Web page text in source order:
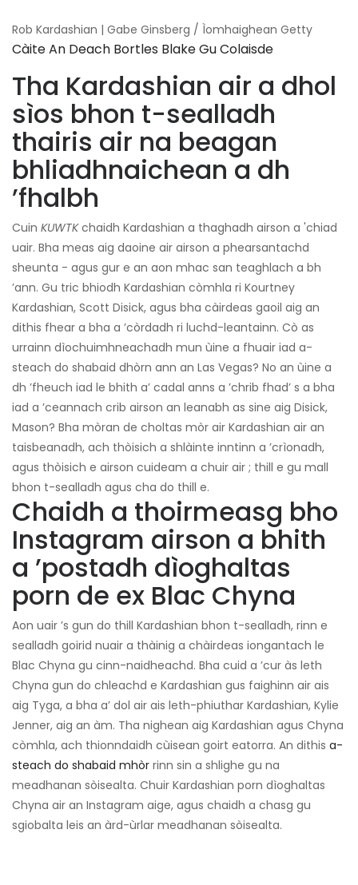
Rob Kardashian | Gabe Ginsberg / Ìomhaighean Getty
Càite An Deach Bortles Blake Gu Colaisde
Tha Kardashian air a dhol
sìos bhon t-sealladh
thairis air na beagan
bhliadhnaichean a dh
’fhalbh
Cuin KUWTKchaidh Kardashian a thaghadh airson a 'chiad
uair. Bha meas aig daoine air airson a phearsantachd
sheunta - agus gur e an aon mhac san teaghlach a bh
’ann. Gu tric bhiodh Kardashian còmhla ri Kourtney
Kardashian, Scott Disick, agus bha càirdeas gaoil aig an
dithis fhear a bha a ’còrdadh ri luchd-leantainn. Cò as
urrainn dìochuimhneachadh mun ùine a fhuair iad a-
steach do shabaid dhòrn ann an Las Vegas? No an ùine a
dh ’fheuch iad le bhith a’ cadal anns a ’chrib fhad’ s a bha
iad a ’ceannach crib airson an leanabh as sine aig Disick,
Mason? Bha mòran de choltas mòr air Kardashian air an
taisbeanadh, ach thòisich a shlàinte inntinn a ’crìonadh,
agus thòisich e airson cuideam a chuir air ; thill e gu mall
bhon t-sealladh agus cha do thill e.
Chaidh a thoirmeasg bho
Instagram airson a bhith
a ’postadh dìoghaltas
porn de ex Blac Chyna
Aon uair ’s gun do thill Kardashian bhon t-sealladh, rinn e
sealladh goirid nuair a thàinig a chàirdeas iongantach le
Blac Chyna gu cinn-naidheachd. Bha cuid a ’cur às leth
Chyna gun do chleachd e Kardashian gus faighinn air ais
aig Tyga, a bha a’ dol air ais leth-phiuthar Kardashian, Kylie
Jenner, aig an àm. Tha nighean aig Kardashian agus Chyna
còmhla, ach thionndaidh cùisean goirt eatorra. An dithis a-
steach do shabaid mhòr rinn sin a shlighe gu na
meadhanan sòisealta. Chuir Kardashian porn dìoghaltas
Chyna air an Instagram aige, agus chaidh a chasg gu
sgiobalta leis an àrd-ùrlar meadhanan sòisealta.